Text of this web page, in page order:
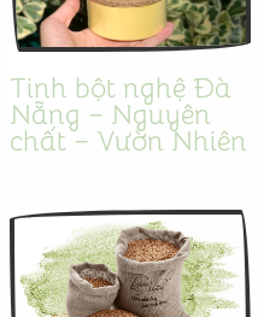
Tinh bột nghệ Đà
Nẵng – Nguyên
chất – Vườn Nhiên